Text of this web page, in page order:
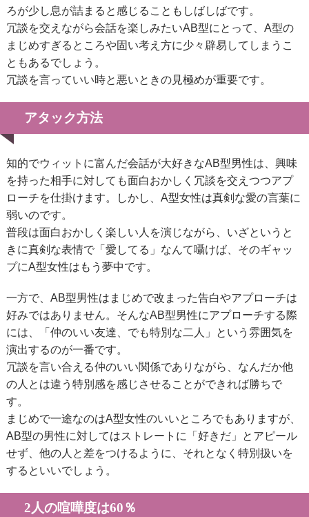
ろが少し息が詰まると感じることもしばしばです。
冗談を交えながら会話を楽しみたいAB型にとって、A型の
まじめすぎるところや固い考え方に少々辟易してしまうこ
ともあるでしょう。
冗談を言っていい時と悪いときの見極めが重要です。
アタック方法
知的でウィットに富んだ会話が大好きなAB型男性は、興味
を持った相手に対しても面白おかしく冗談を交えつつアプ
ローチを仕掛けます。しかし、A型女性は真剣な愛の言葉に
弱いのです。
普段は面白おかしく楽しい人を演じながら、いざというと
きに真剣な表情で「愛してる」なんて囁けば、そのギャッ
プにA型女性はもう夢中です。
一方で、AB型男性はまじめで改まった告白やアプローチは
好みではありません。そんなAB型男性にアプローチする際
には、「仲のいい友達、でも特別な二人」という雰囲気を
演出するのが一番です。
冗談を言い合える仲のいい関係でありながら、なんだか他
の人とは違う特別感を感じさせることができれば勝ちで
す。
まじめで一途なのはA型女性のいいところでもありますが、
AB型の男性に対してはストレートに「好きだ」とアピール
せず、他の人と差をつけるように、それとなく特別扱いを
するといいでしょう。
2人の喧嘩度は60％